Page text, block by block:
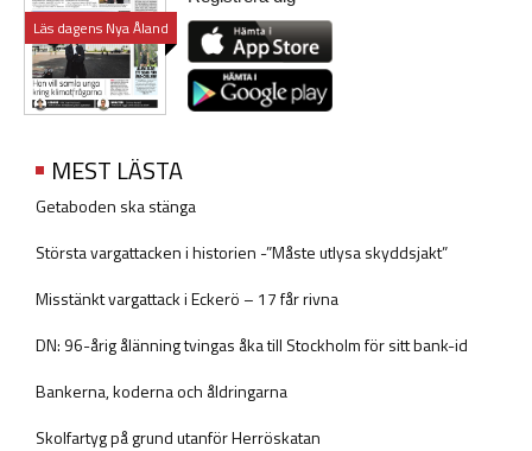
Läs dagens Nya Åland
MEST LÄSTA
Getaboden ska stänga
Största vargattacken i historien -”Måste utlysa skyddsjakt”
Misstänkt vargattack i Eckerö – 17 får rivna
DN: 96-årig ålänning tvingas åka till Stockholm för sitt bank-id
Bankerna, koderna och åldringarna
Skolfartyg på grund utanför Herröskatan